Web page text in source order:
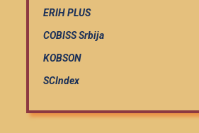
ERIH PLUS
COBISS Srbija
KOBSON
SCIndex